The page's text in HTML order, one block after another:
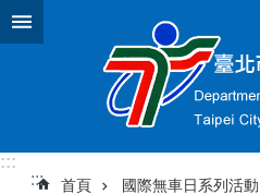
跳到主要內容區塊
:::
:::
首頁 國際無車日系列活動